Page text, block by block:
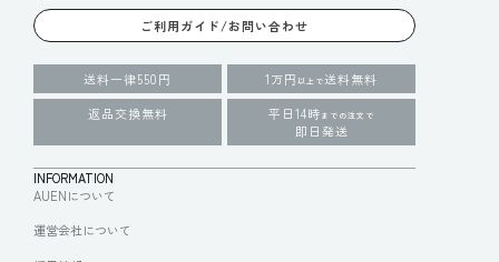
ご利用ガイド/お問い合わせ
送料一律550円 1万円 以上で送料無料
返品交換無料
平日14時 までの注文で
即日発送
INFORMATION
AUENについて
運営会社について